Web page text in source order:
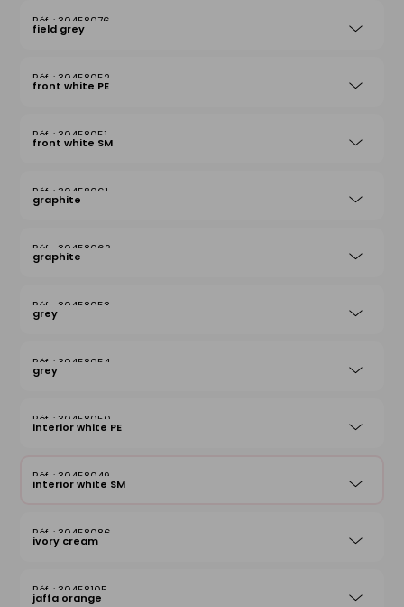
30458076
field grey
30458052
front white PE
30458051
front white SM
30458061
graphite
30458062
graphite
30458053
grey
30458054
grey
30458050
interior white PE
30458049
interior white SM
30458086
ivory cream
30458105
jaffa orange